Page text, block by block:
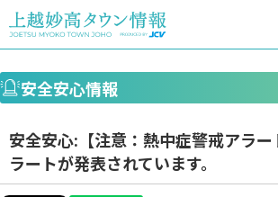
安全安心情報
安全安心:【注意：熱中症警戒アラ
ラートが発表されています。